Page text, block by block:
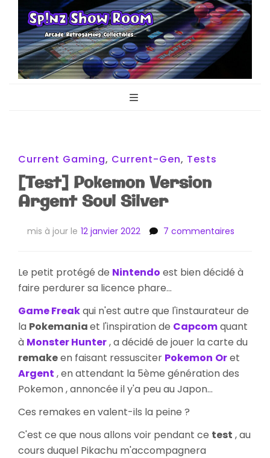
Sp!nz Show
Current Gaming, Current-Gen, Tests
[Test] Pokemon Version
Argent Soul Silver
mis à jour le 12 janvier 2022 7 commentaires
Version
Silver
Le petit protégé de Nintendo est bien décidé à
faire perdurer sa licence phare...
Game Freakqui n'est autre que l'instaurateur de
la Pokemaniaet l'inspiration de Capcomquant
à Monster Hunter, a décidé de jouer la carte du
remakeen faisant ressusciter Pokemon Oret
Argent , en attendant la 5ème génération des
Pokemon , annoncée il y'a peu au Japon...
Ces remakes en valent-ils la peine ?
C'est ce que nous allons voir pendant ce test , au
cours duquel Pikachu m'accompagnera